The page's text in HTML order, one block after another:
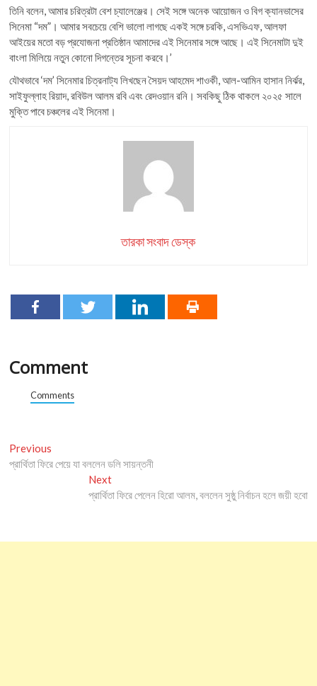
তিনি বলেন, আমার চরিত্রটা বেশ চ্যালেঞ্জের। সেই সঙ্গে অনেক আয়োজন ও বিগ ক্যানভাসের
সিনেমা “দম”। আমার সবচেয়ে বেশি ভালো লাগছে একই সঙ্গে চরকি, এসভিএফ, আলফা
আইয়ের মতো বড় প্রযোজনা প্রতিষ্ঠান আমাদের এই সিনেমার সঙ্গে আছে। এই সিনেমাটা দুই
বাংলা মিলিয়ে নতুন কোনো দিগন্তের সূচনা করবে।’
যৌথভাবে ‘দম’ সিনেমার চিত্রনাট্য লিখছেন সৈয়দ আহমেদ শাওকী, আল-আমিন হাসান নির্ঝর,
সাইফুল্লাহ রিয়াদ, রবিউল আলম রবি এবং রেদওয়ান রনি। সবকিছু ঠিক থাকলে ২০২৫ সালে
মুক্তি পাবে চঞ্চলের এই সিনেমা।
তারকা সংবাদ ডেস্ক
Comment
Comments
Post
navigation
Previous
post:
প্রার্থিতা ফিরে পেয়ে যা বললেন ডলি সায়ন্তনী
NextNext
post:
প্রার্থিতা ফিরে পেলেন হিরো আলম, বললেন সুষ্ঠু নির্বাচন হলে জয়ী হবো